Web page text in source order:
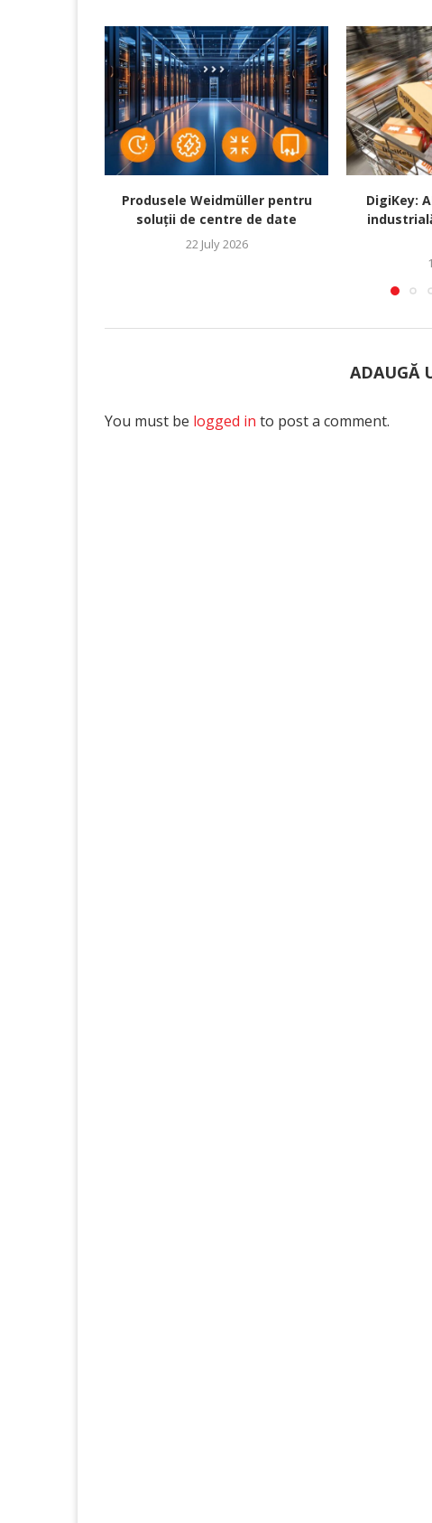
Produsele Weidmüller pentru
soluții de centre de date
22 July 2026
DigiKey:
ADAUGĂ
You must be logged in to post a comment.